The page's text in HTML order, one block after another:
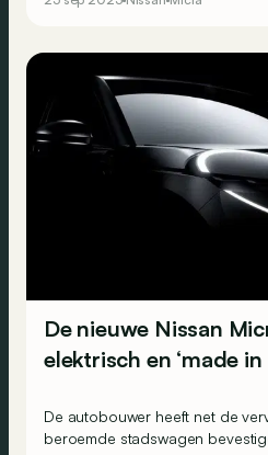
De nieuwe Nissan
elektrisch en ‘made in
De autobouwer heeft net de
beroemde stadswagen